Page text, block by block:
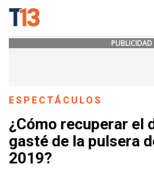
PUBLICIDAD
ESPECTÁCULOS
¿Cómo recuperar el
gasté de la pulsera
2019?